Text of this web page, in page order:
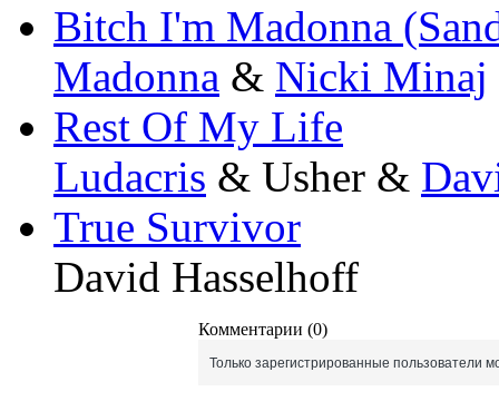
Bitch I'm Madonna
Madonna & Nicki Minaj
Rest Of My Life
Ludacris & Usher &
True Survivor
David Hasselhoff
Комментарии (0)
Только зарегистрированные пользователи